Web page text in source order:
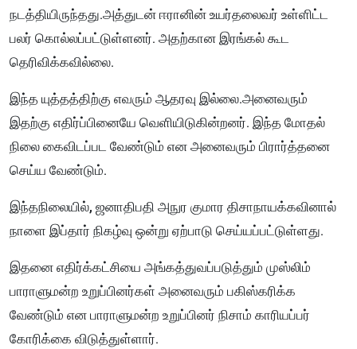
நடத்தியிருந்தது.அத்துடன் ஈரானின் உயர்தலைவர் உள்ளிட்ட
பலர் கொல்லப்பட்டுள்ளனர். அதற்கான இரங்கல் கூட
தெரிவிக்கவில்லை.
இந்த யுத்தத்திற்கு எவரும் ஆதரவு இல்லை.அனைவரும்
இதற்கு எதிர்ப்பினையே வெளியிடுகின்றனர். இந்த மோதல்
நிலை கைவிடப்பட வேண்டும் என அனைவரும் பிரார்த்தனை
செய்ய வேண்டும்.
இந்தநிலையில், ஜனாதிபதி அநுர குமார திசாநாயக்கவினால்
நாளை இப்தார் நிகழ்வு ஒன்று ஏற்பாடு செய்யப்பட்டுள்ளது.
இதனை எதிர்க்கட்சியை அங்கத்துவப்படுத்தும் முஸ்லிம்
பாராளுமன்ற உறுப்பினர்கள் அனைவரும் பகிஸ்கரிக்க
வேண்டும் என பாராளுமன்ற உறுப்பினர் நிசாம் காரியப்பர்
கோரிக்கை விடுத்துள்ளார்.